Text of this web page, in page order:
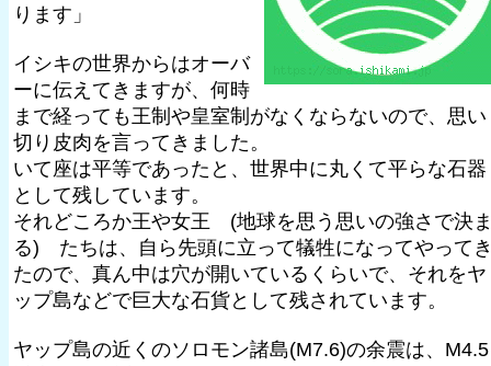
ります」
イシキの世界からはオーバ
ーに伝えてきますが、何時
まで経っても王制や皇室制がなくならないので、思い
切り皮肉を言ってきました。
いて座は平等であったと、世界中に丸くて平らな石器
として残しています。
それどころか王や女王 (地球を思う思いの強さで決
る) たちは、自ら先頭に立って犠牲になってやって
たので、真ん中は穴が開いているくらいで、それをヤ
ップ島などで巨大な石貨として残されています。
ヤップ島の近くのソロモン諸島(M7.6)の余震は、M4.5